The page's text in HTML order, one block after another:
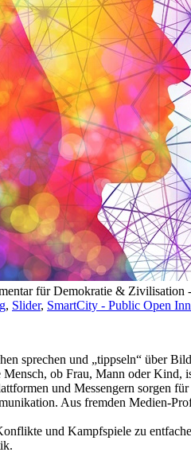
für Demokratie & Zivilisation
, Slider, SmartCity - Public Open
sprechen und „tippseln“ über
ob Frau, Mann oder
und Messengern sorgen
Aus fremden Medien-
und Kampfspiele zu